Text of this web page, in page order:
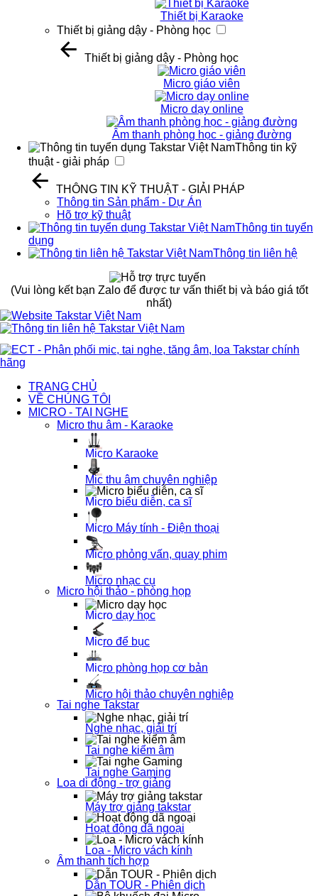
Thiết bị Karaoke
Thiết bị giảng dậy - Phòng học
Thiết bị giảng dậy - Phòng học
Micro giáo viên
Micro dạy online
Âm thanh phòng học - giảng đường
Thông tin kỹ
thuật - giải pháp
THÔNG TIN KỸ THUẬT - GIẢI PHÁP
Thông tin Sản phẩm - Dự Án
Hõ trợ kỹ thuật
Thông tin tuyển
dụng
Thông tin liên hệ
(Vui lòng kết bạn Zalo để được tư vấn thiết bị và báo giá tốt
nhất)
TRANG CHỦ
VỀ CHÚNG TÔI
MICRO - TAI NGHE
Micro thu âm - Karaoke
Micro Karaoke
Mic thu âm chuyên nghiệp
Micro biểu diễn, ca sĩ
Micro Máy tính - Điện thoại
Micro phỏng vấn, quay phim
Micro nhạc cụ
Micro hội thảo - phòng họp
Micro dạy học
Micro để bục
Micro phòng họp cơ bản
Micro hội thảo chuyên nghiệp
Tai nghe Takstar
Nghe nhạc, giải trí
Tai nghe kiểm âm
Tai nghe Gaming
Loa di động - trợ giảng
Máy trợ giảng takstar
Hoạt động dã ngoại
Loa - Micro vách kính
Âm thanh tích hợp
Dẫn TOUR - Phiên dịch